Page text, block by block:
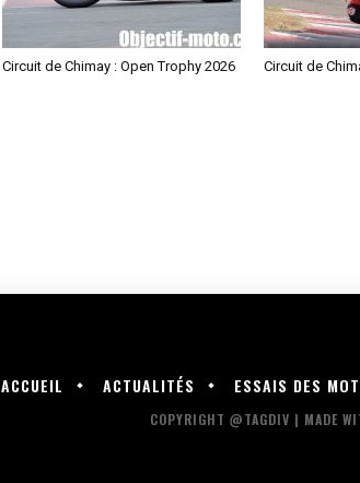
Circuit de Chimay : Open Trophy 2026 Circuit de
ACCUEIL ACTUALITÉS ESSAIS DES
COPYRIGHT @TAGDIV | MADE